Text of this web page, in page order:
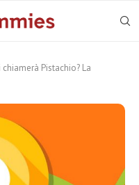
Pistachio? La